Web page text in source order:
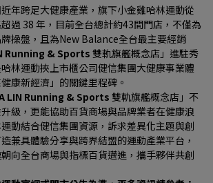
年跨足大健康產業，旗下小金雞哈林運動從
過 38 年，目前全台總計約43間門店，不僅為
操盤，且為New Balance全台最主要經銷
Running & Sports 雙軌旗艦概念店」進駐秀
林運動挾上市櫃公司健信集團大健康事業體
康新經濟」的關鍵里程碑。
LIN Running & Sports 雙軌旗艦概念店」不
級，更能協助百貨商場與品牌業者在健康浪
動結合健信集團資源，訴求差異化主題與創
兼具體驗分享與跨界結盟的運動產業平台，
向全台商場與指標百貨邁進，攜手夥伴共創